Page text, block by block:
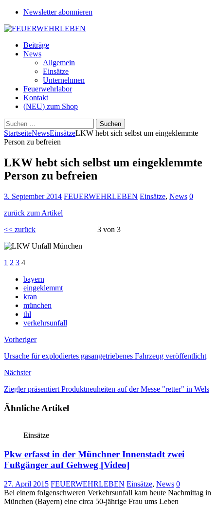
Newsletter abonnieren
Beiträge
News
Allgemein
Einsätze
Unternehmen
Feuerwehrlabor
Kontakt
(NEU) zum Shop
Suchen
nach:
StartseiteNewsEinsätzeLKW hebt sich selbst um eingeklemmte
Person zu befreien
LKW hebt sich selbst um eingeklemmte
Person zu befreien
3. September 2014 FEUERWEHRLEBEN Einsätze, News 0
zurück zum Artikel
<< zurück
3 von 3
1 2 3 4
bayern
eingeklemmt
kran
münchen
thl
verkehrsunfall
Vorheriger
Ursache für explodiertes gasangetriebenes Fahrzeug veröffentlicht
Nächster
Ziegler präsentiert Produktneuheiten auf der Messe "retter" in Wels
Ähnliche Artikel
Einsätze
Pkw erfasst in der Münchner Innenstadt zwei
Fußgänger auf Gehweg [Video]
27. April 2015 FEUERWEHRLEBEN Einsätze, News 0
Bei einem folgenschweren Verkehrsunfall kam heute Nachmittag in
München (Bayern) eine circa 50-jährige Frau ums Leben